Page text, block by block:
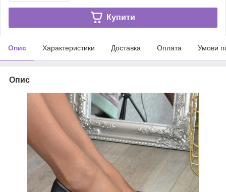
Купити
Опис Характеристики Доставка Оплата Умови
Опис